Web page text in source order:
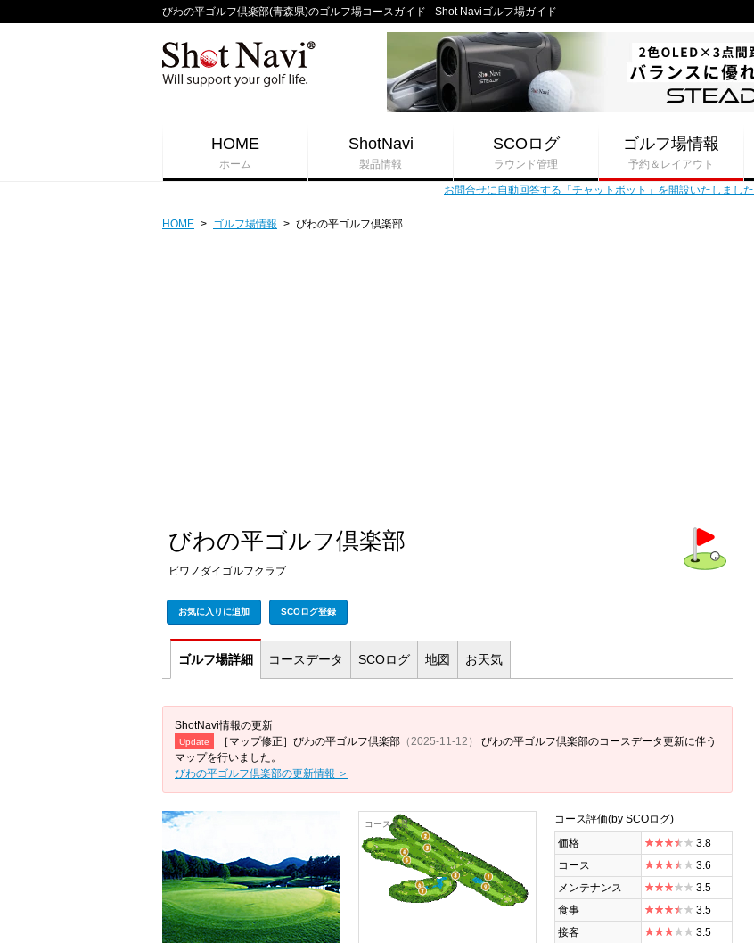
びわの平ゴルフ倶楽部(青森県)のゴルフ場コースガイド - Shot Naviゴルフ場ガイド
HOME
ホーム
ShotNavi
製品情報
SCOログ
ラウンド管理
ゴルフ場情報
予約＆レイアウト
お問合せに自動回答する「チャットボット」を開設いたしました
HOME > ゴルフ場情報 > びわの平ゴルフ倶楽部
びわの平ゴルフ倶楽部
ビワノダイゴルフクラブ
お気に入りに追加 SCOログ登録
ゴルフ場詳細 コースデータ SCOログ 地図 お天気
ShotNavi情報の更新
Update ［マップ修正］びわの平ゴルフ倶楽部 （2025-11-12）
びわの平ゴルフ倶楽部のコースデータ更新に伴う
マップを行いました。
びわの平ゴルフ倶楽部の更新情報 ＞
コース全景 コース評価(by SCOログ)
価格
3.8
コース
3.6
メンテナンス
3.5
食事
3.5
接客
3.5